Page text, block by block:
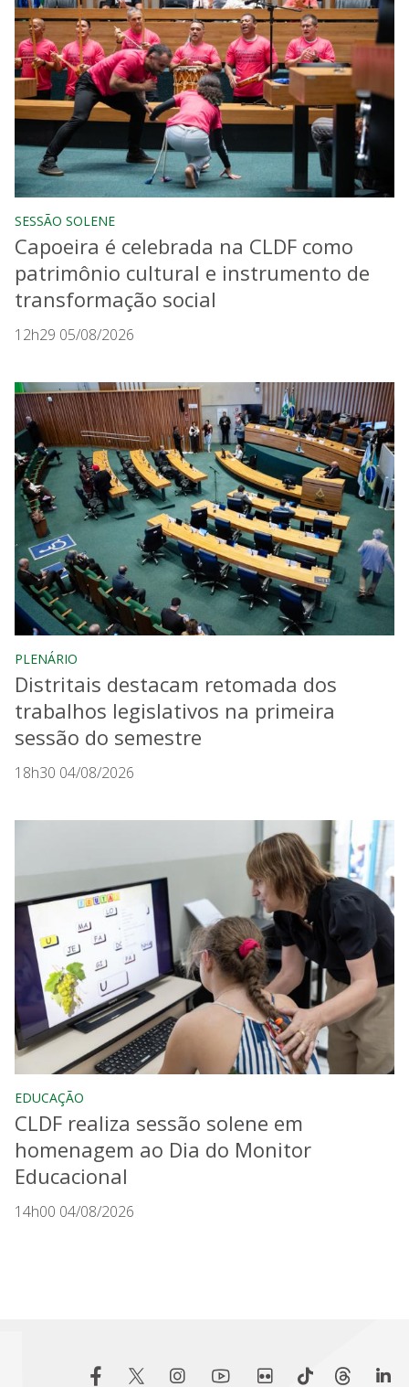
SESSÃO SOLENE
Capoeira é celebrada na CLDF como
patrimônio cultural e instrumento de
transformação social
12h29 05/08/2026
PLENÁRIO
Distritais destacam retomada dos
trabalhos legislativos na primeira
sessão do semestre
18h30 04/08/2026
EDUCAÇÃO
CLDF realiza sessão solene em
homenagem ao Dia do Monitor
Educacional
14h00 04/08/2026